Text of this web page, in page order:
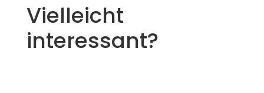
Vielleicht
interessant?